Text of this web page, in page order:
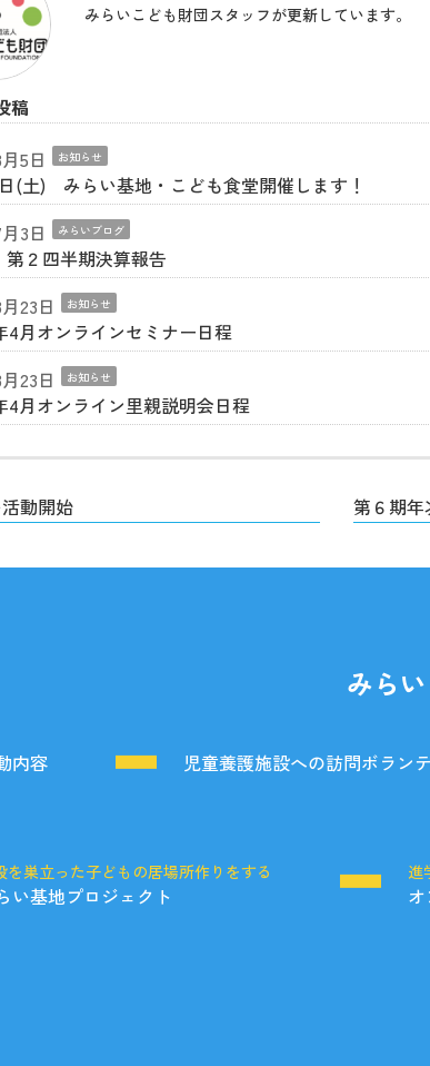
みらいこども財団スタッフが更新しています。
稿
5日
お知らせ
(土) みらい基地・こども食堂開催します！
3日
みらいブログ
第２四半期決算報告
23日
お知らせ
4月オンラインセミナー日程
23日
お知らせ
4月オンライン里親説明会日程
動開始 第６期
みら
内容 児童養護施設への訪問ボラン
を巣立った子どもの居場所作りをする
い基地プロジェクト
進